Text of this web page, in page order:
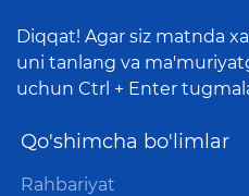
Diqqat! Agar siz matnda
uni tanlang va
uchun Ctrl + Enter
Qo'shimcha bo'limlar
Rahbariyat